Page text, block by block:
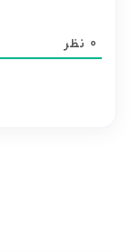
هر
0 نظر